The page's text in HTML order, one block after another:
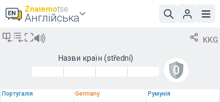
Znaiemotse
Англійська
KKG
Назви країн (střední)
Португалія Germany Румунія